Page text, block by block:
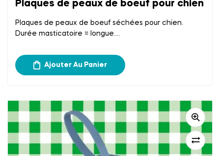
Plaques de peaux de boeuf pour chien
Plaques de peaux de boeuf séchées pour chien.
Durée masticatoire = longue.
Retrait gratuit chez Papatte Douce à Bordeaux.
Ajouter Au Panier